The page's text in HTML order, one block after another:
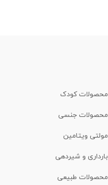
محصولات کودک
محصولات جنسی
مولتی ویتامین
بارداری و شیردهی
محصولات طبیعی